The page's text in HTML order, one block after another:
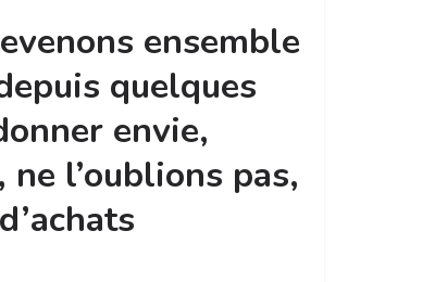
ensemble
quelques
envie,
l’oublions pas,